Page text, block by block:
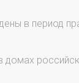
в период